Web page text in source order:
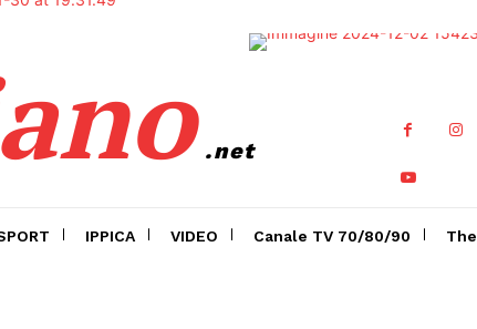
.net
IPPICA VIDEO Canale TV 70/80/90